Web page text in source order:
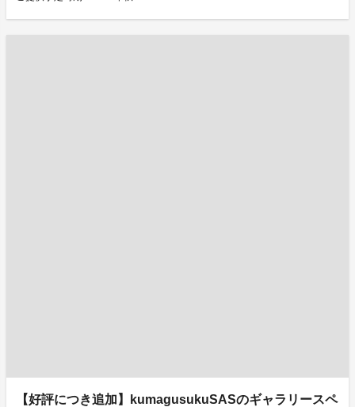
【好評につき追加】kumagusukuSASのギャラリースペ